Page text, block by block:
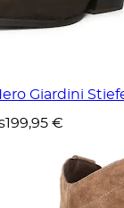
Giardini
199,95 €